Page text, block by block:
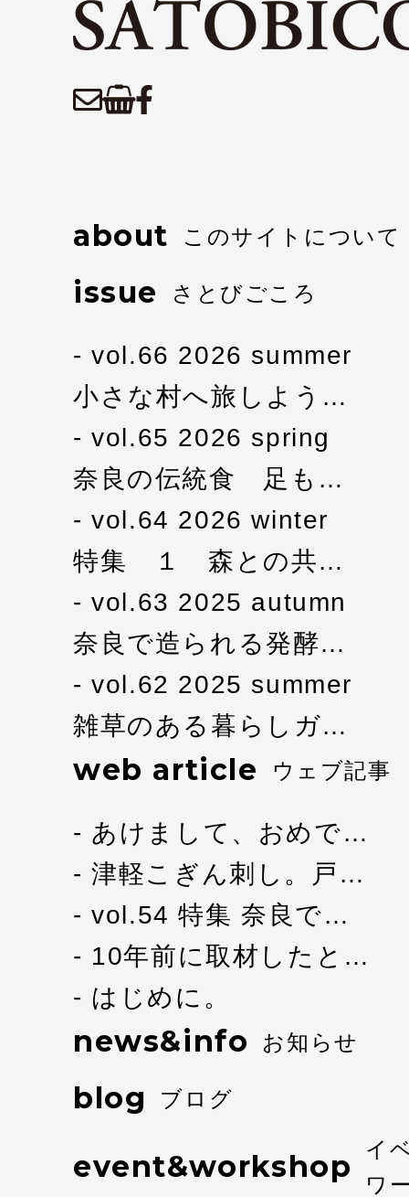
about このサイトについて
issue さとびごころ
vol.66 2026 summer
小さな村へ旅しよう…
vol.65 2026 spring
奈良の伝統食 足も…
vol.64 2026 winter
特集 １ 森との共…
vol.63 2025 autumn
奈良で造られる発酵…
vol.62 2025 summer
雑草のある暮らしガ…
web article ウェブ記事
あけまして、おめで…
津軽こぎん刺し。戸…
vol.54 特集 奈良で…
10年前に取材したと…
はじめに。
news&info お知らせ
blog ブログ
event&workshop
イ
ワ